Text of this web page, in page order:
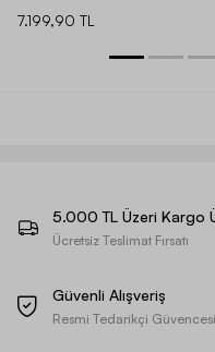
7.199,90 TL
5.000 TL Üzeri Kargo
Ücretsiz Teslimat Fırsatı
Güvenli Alışveriş
Resmi Tedarikçi Güvencesi